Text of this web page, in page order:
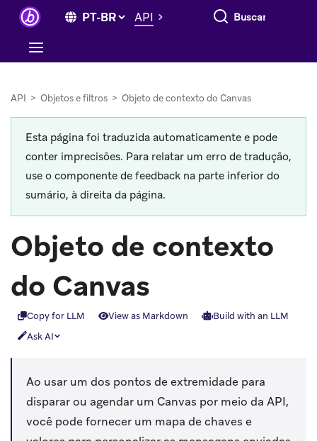
API Buscar tudo
API > Objetos e filtros > Objeto de contexto do Canvas
Esta página foi traduzida automaticamente e pode
conter imprecisões. Para relatar um erro de tradução,
use o componente de feedback na parte inferior do
sumário, à direita da página.
Objeto de contexto
do Canvas
Copy for LLM View as Markdown
Build with an LLM
Ask AI
Ao usar um dos pontos de extremidade para
disparar ou agendar um Canvas por meio da API,
você pode fornecer um mapa de chaves e